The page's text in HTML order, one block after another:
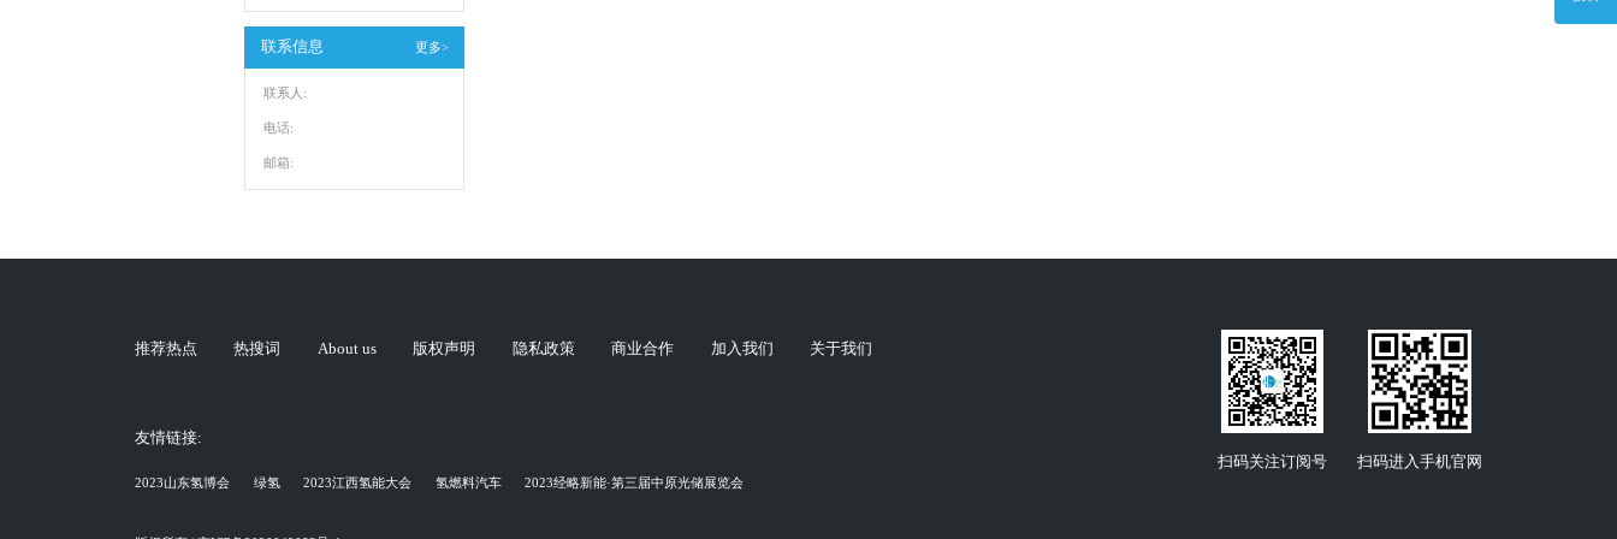
联系信息 更多>
联系人:
电话:
邮箱:
推荐热点 热搜词 About us 版权声明 隐私政策 商业合作 加入我们 关于我们
友情链接:
2023山东氢博会 绿氢 2023江西氢能大会 氢燃料汽车 2023经略新能·第三届中原光储展览会
扫码关注订阅号 扫码进入手机官网